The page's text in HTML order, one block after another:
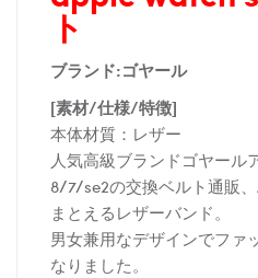
ト
ブランド:ゴヤール
[素材/仕様/特徴]
本体材質：レザー
人気高級ブランドゴヤール
8/7/se2の交換ベルト通販
まとえるレザーバンド。
男女兼用なデザインでファ
なりました。